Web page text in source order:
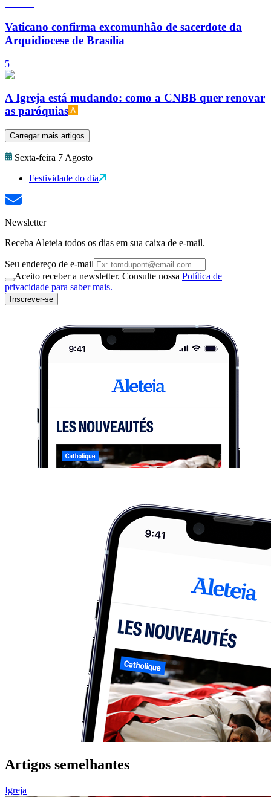
Vaticano confirma excomunhão de sacerdote da
Arquidiocese de Brasília
5
A Igreja está mudando: como a CNBB quer renovar
as paróquias
Carregar mais artigos
Sexta-feira 7 Agosto
Festividade do dia
Newsletter
Receba Aleteia todos os dias em sua caixa de e-mail.
Seu endereço de e-mail
Aceito receber a newsletter. Consulte nossa Política de
privacidade para saber mais.
Inscrever-se
Artigos semelhantes
Igreja